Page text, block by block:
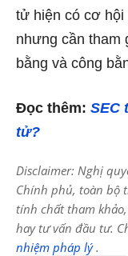
tử hiện có cơ
nhưng cần tham
bằng và công
Đọc thêm: SEC
tử?
Disclaimer: Nghị
Chính phủ, toàn bộ
tính chất tham
hay tư vấn đầu tư.
nhiệm pháp lý.